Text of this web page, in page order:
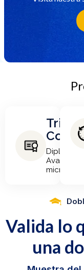
Triple
Diploma
Avanzado
Valida lo
una